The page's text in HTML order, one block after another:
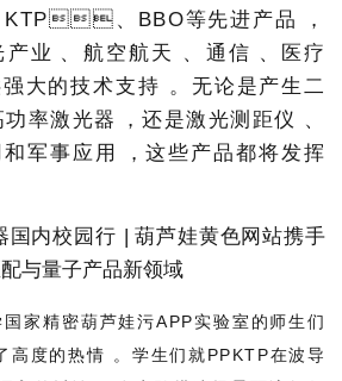
、BBO等先进产品，
、航空航天、通信、医疗
的技术支持。无论是产生二
率激光器，还是激光测距仪、
军事应用，这些产品都将发挥
家精密葫芦娃污APP实验室的师生们
度的热情。学生们就PPKTP在波导